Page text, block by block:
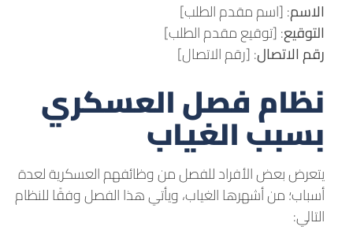
الاسم: [اسم مقدم الطلب]
التوقيع: [توقيع مقدم الطلب]
رقم الاتصال: [رقم الاتصال]
نظام فصل العسكري
بسبب الغياب
يتعرض بعض الأفراد للفصل من وظائفهم العسكرية لعدة
أسباب؛ من أشهرها الغياب، ويأتي هذا الفصل وفقًا للنظام
التالي: